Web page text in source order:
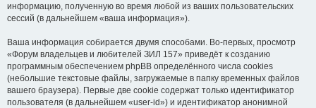
информацию, полученную во время любой из ваших пользовательских
сессий (в дальнейшем «ваша информация»).
Ваша информация собирается двумя способами. Во-первых, просмотр
«Форум владельцев и любителей ЗИЛ 157» приведёт к созданию
программным обеспечением phpBB определённого числа cookies
(небольшие текстовые файлы, загружаемые в папку временных файлов
вашего браузера). Первые две cookie содержат только идентификатор
пользователя (в дальнейшем «user-id») и идентификатор анонимной